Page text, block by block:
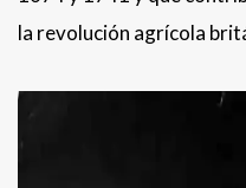
la revolución agrícola